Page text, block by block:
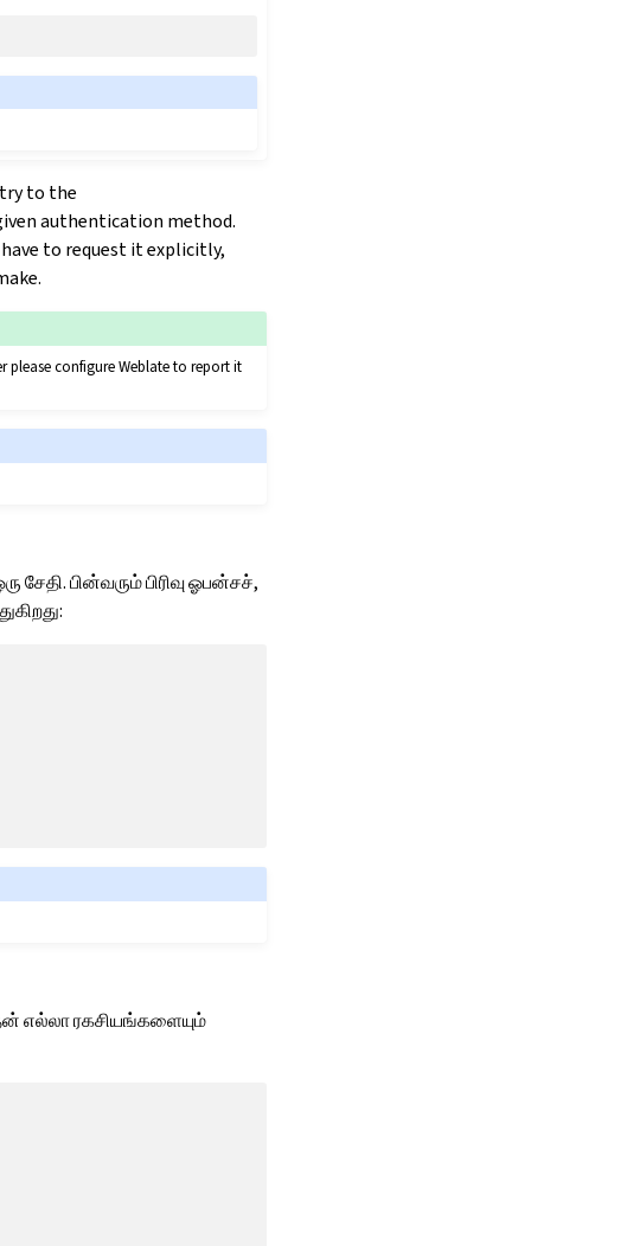
to the
authentication method.
to request it explicitly,
please configure Weblate to report it
பின்வரும் பிரிவு ஓபன்சச்,
எல்லா ரகசியங்களையும்